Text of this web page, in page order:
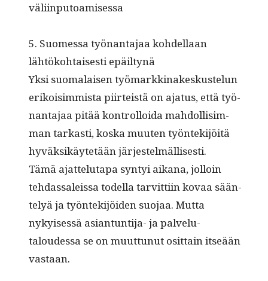
väliinputoamisessa
5. Suomes­sa työ­nan­ta­jaa kohdel­laan
lähtöko­htais­es­ti epäiltynä
Yksi suo­ma­laisen työ­markki­nakeskustelun
erikoisim­mista piirteistä on aja­tus, että työ­
nan­ta­jaa pitää kon­trol­loi­da mah­dol­lisim­
man tarkasti, kos­ka muuten työn­tek­i­jöitä
hyväk­sikäytetään järjestelmällisesti.
Tämä ajat­te­lu­ta­pa syn­tyi aikana, jol­loin
tehdas­saleis­sa todel­la tarvit­ti­in kovaa sään­
te­lyä ja työn­tek­i­jöi­den suo­jaa. Mut­ta
nykyisessä asiantun­ti­ja- ja palve­lu­
taloudessa se on muut­tunut osit­tain itseään
vastaan.